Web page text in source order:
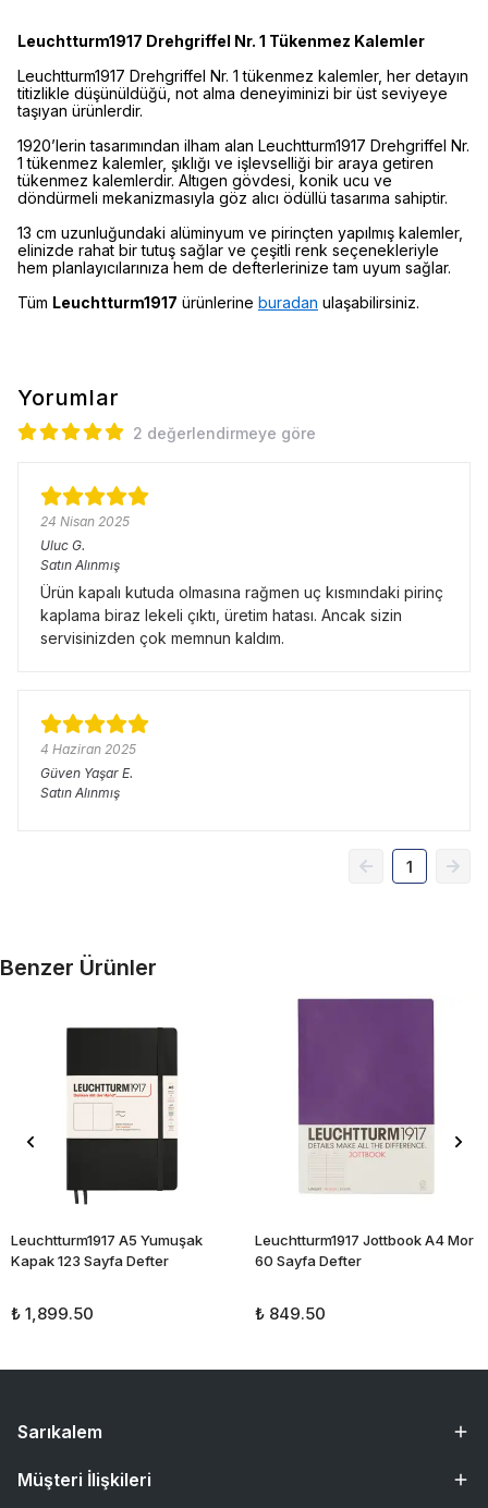
Leuchtturm1917 Drehgriffel Nr. 1 Tükenmez Kalemler
Leuchtturm1917 Drehgriffel Nr. 1 tükenmez kalemler, her detayın
titizlikle düşünüldüğü, not alma deneyiminizi bir üst seviyeye
taşıyan ürünlerdir.
1920’lerin tasarımından ilham alan Leuchtturm1917 Drehgriffel Nr.
1 tükenmez kalemler, şıklığı ve işlevselliği bir araya getiren
tükenmez kalemlerdir. Altıgen gövdesi, konik ucu ve
döndürmeli mekanizmasıyla göz alıcı ödüllü tasarıma sahiptir.
13 cm uzunluğundaki alüminyum ve pirinçten yapılmış kalemler,
elinizde rahat bir tutuş sağlar ve çeşitli renk seçenekleriyle
hem planlayıcılarınıza hem de defterlerinize tam uyum sağlar.
Tüm Leuchtturm1917 ürünlerine buradan ulaşabilirsiniz.
Yorumlar
2 değerlendirmeye göre
24 Nisan 2025
Uluc G.
Satın Alınmış
Ürün kapalı kutuda olmasına rağmen uç kısmındaki pirinç
kaplama biraz lekeli çıktı, üretim hatası. Ancak sizin
servisinizden çok memnun kaldım.
4 Haziran 2025
Güven Yaşar E.
Satın Alınmış
1
Benzer Ürünler
Leuchtturm1917 A5 Yumuşak
Kapak 123 Sayfa Defter
₺ 1,899.50
Leuchtturm1917 Jottbook A4 Mor
60 Sayfa Defter
₺ 849.50
Sarıkalem
Müşteri İlişkileri